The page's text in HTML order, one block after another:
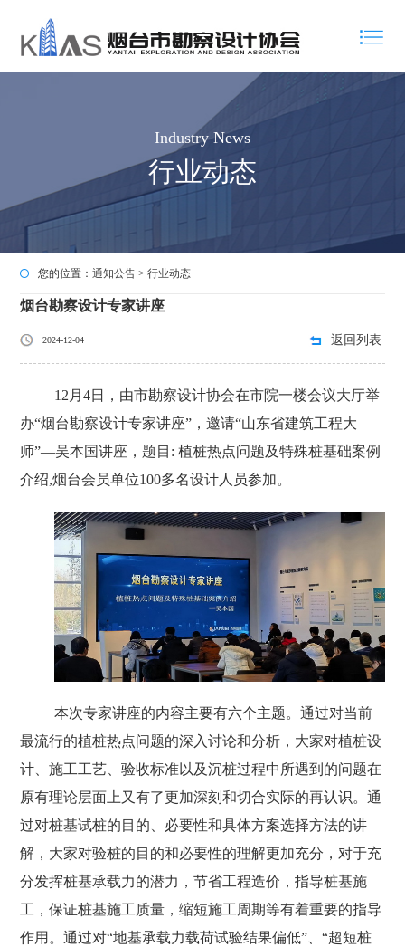
Industry News
行业动态
您的位置：通知公告 >行业动态
烟台勘察设计专家讲座
2024-12-04 返回列表
12月 4日，由市勘察设计协会在市院一楼会议大厅举
办“烟台勘察设计专家讲座”，邀请“山东省建筑工程大
师”—吴本国讲座，题目 :植桩热点问题及特殊桩基础案例
介绍,烟台会员单位100多名设计人员参加。
本次专家讲座的内容主要有六个主题。通过对当前
最流行的植桩热点问题的深入讨论和分析，大家对植桩设
计、施工工艺、验收标准以及沉桩过程中所遇到的问题在
原有理论层面上又有了更加深刻和切合实际的再认识。通
过对桩基试桩的目的、必要性和具体方案选择方法的讲
解，大家对验桩的目的和必要性的理解更加充分，对于充
分发挥桩基承载力的潜力，节省工程造价，指导桩基施
工，保证桩基施工质量，缩短施工周期等有着重要的指导
作用。通过对“地基承载力载荷试验结果偏低”、“超短桩